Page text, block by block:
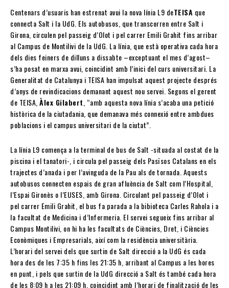
Centenars d’usuaris han estrenat avui la nova línia L9 deTEISA que
connecta Salt i la UdG. Els autobusos, que transcorren entre Salt i
Girona, circulen pel passeig d’Olot i pel carrer Emili Grahit fins arribar
al Campus de Montilivi de la UdG. La línia, que està operativa cada hora
dels dies feiners de dilluns a dissabte –exceptuant el mes d’agost–
s’ha posat en marxa avui, coincidint amb l’inici del curs universitari. La
Generalitat de Catalunya i TEISA han impulsat aquest projecte després
d’anys de revindicacions demanant aquest nou servei. Segons el gerent
de TEISA, Àlex Gilabert , “amb aquesta nova línia s’acaba una petició
històrica de la ciutadania, que demanava més connexió entre ambdues
poblacions i el campus universitari de la ciutat”.
La línia L9 comença a la terminal de bus de Salt -situada al costat de la
piscina i el tanatori-, i circula pel passeig dels Pasïsos Catalans en els
trajectes d’anada i per l’avinguda de la Pau als de tornada. Aquests
autobusos connecten espais de gran afluència de Salt com l’Hospital,
l’Espai Gironès o l’EUSES, amb Girona. Circulant pel passeig d’Olot i
pel carrer Emili Grahit, el bus fa parada a la bibioteca Carles Rahola i a
la facultat de Medicina i d’Infermeria. El servei segueix fins arribar al
Campus Montilivi, on hi ha les facultats de Ciències, Dret, i Ciències
Econòmiques i Empresarials, així com la residència universitària.
L’horari del servei dels que surtin de Salt direcció a la UdG és cada
hora des de les 7:35 h fins les 21:35 h, arribant al Campus a les hores
en punt, i pels que surtin de la UdG direcció a Salt és també cada hora
de les 8:09 h a les 21:09 h, coincidint amb l’horari de finalització de les